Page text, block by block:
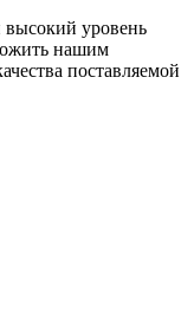
высокий уровень
нашим
поставляемой